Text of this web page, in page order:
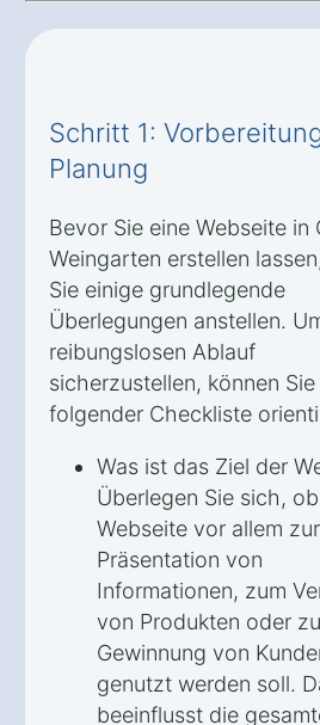
Schritt 1:
Planung
Bevor Sie eine Webseite in
Weingarten erstellen
Sie einige grundlegende
Überlegungen anstellen.
reibungslosen Ablauf
sicherzustellen, können
folgender Checkliste
Was ist das Ziel der
Überlegen Sie sich,
Webseite vor allem zur
Präsentation von
Informationen, zum
von Produkten oder
Gewinnung von
genutzt werden soll.
beeinflusst die